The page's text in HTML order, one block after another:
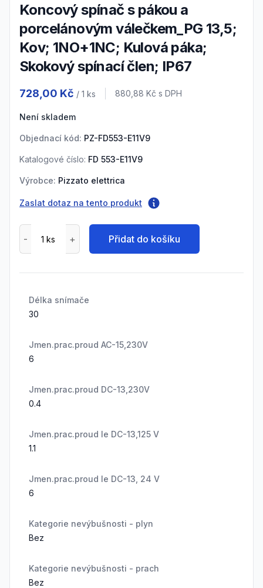
Koncový spínač s pákou a
porcelánovým válečkem_PG 13,5;
Kov; 1NO+1NC; Kulová páka;
Skokový spínací člen; IP67
728,00 Kč / 1 ks Cena s DPH
880,88 Kč s DPH
Není skladem
Objednací kód: PZ-FD553-E11V9
Katalogové číslo: FD 553-E11V9
Výrobce: Pizzato elettrica
Zaslat dotaz na tento produkt
Přidat do košíku
Délka snímače
30
Jmen.prac.proud AC-15,230V
6
Jmen.prac.proud DC-13,230V
0.4
Jmen.prac.proud Ie DC-13,125 V
1.1
Jmen.prac.proud Ie DC-13, 24 V
6
Kategorie nevýbušnosti - plyn
Bez
Kategorie nevýbušnosti - prach
Bez